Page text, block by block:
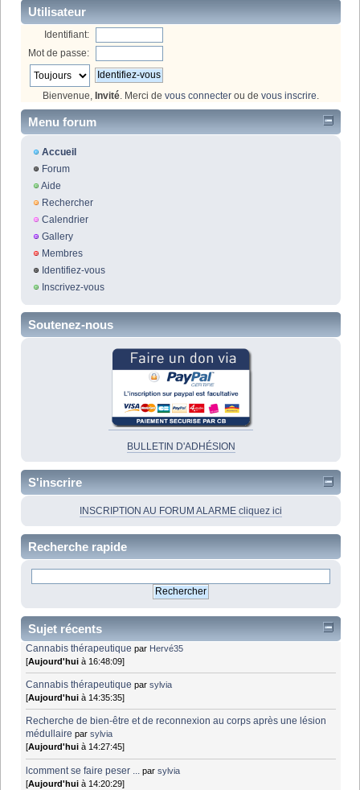
Utilisateur
Identifiant:
Mot de passe:
Bienvenue, Invité. Merci de vous connecter ou de vous inscrire.
Menu forum
Accueil
Forum
Aide
Rechercher
Calendrier
Gallery
Membres
Identifiez-vous
Inscrivez-vous
Soutenez-nous
BULLETIN D'ADHÉSION
S'inscrire
INSCRIPTION AU FORUM ALARME cliquez ici
Recherche rapide
Sujet récents
Cannabis thérapeutique par Hervé35
[Aujourd'hui à 16:48:09]
Cannabis thérapeutique parsylvia
[Aujourd'hui à 14:35:35]
Recherche de bien-être et de reconnexion au corps après une lésion
médullaire parsylvia
[Aujourd'hui à 14:27:45]
lcomment se faire peser ... parsylvia
[Aujourd'hui à 14:20:29]